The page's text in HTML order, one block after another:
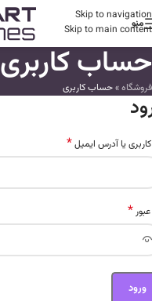
Skip to navigation
Skip to main content
منو
حساب کاربری
فروشگاه»حساب کاربری
کاربری یا آدرس ایمیل*
*
ورود